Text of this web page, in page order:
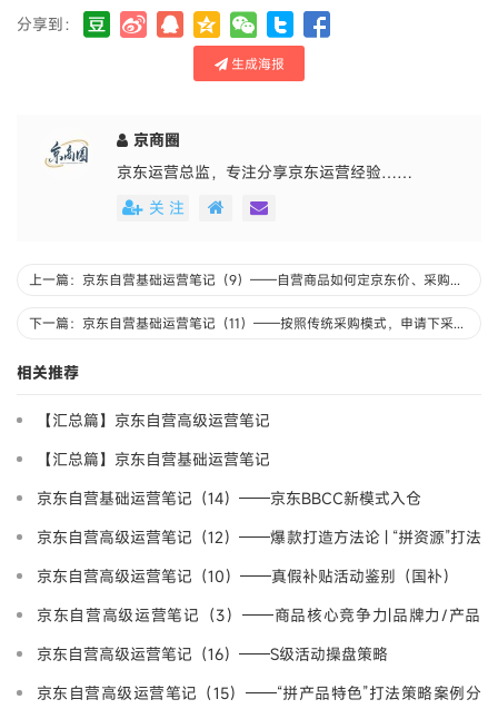
分享到：
生成海报
京商圈
京东运营总监，专注分享京东运营经验……
关 注
上一篇：京东自营基础运营笔记（9）——自营商品如何定京东价、采购价？
下一篇：京东自营基础运营笔记（11）——按照传统采购模式，申请下采购单
相关推荐
【汇总篇】京东自营高级运营笔记
【汇总篇】京东自营基础运营笔记
京东自营基础运营笔记（14）——京东BBCC新模式入仓
京东自营高级运营笔记（12）——爆款打造方法论 | “拼资源”打法
策略案例分享-野路子
京东自营高级运营笔记（10）——真假补贴活动鉴别（国补）
京东自营高级运营笔记（3）——商品核心竞争力|品牌力/产品
力/营销力
京东自营高级运营笔记（16）——S级活动操盘策略
京东自营高级运营笔记（15）——“拼产品特色”打法策略案例分